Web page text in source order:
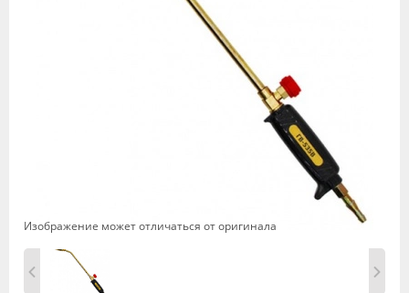
Изображение может отличаться от оригинала